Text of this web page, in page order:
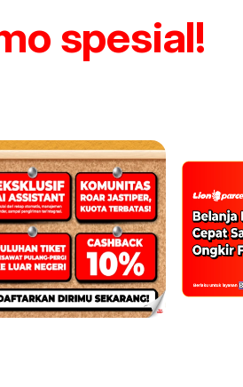
spesial!